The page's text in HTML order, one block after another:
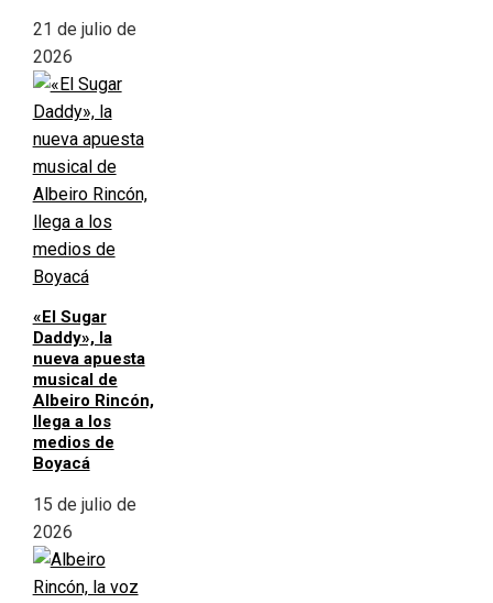
21 de julio de
2026
«El Sugar
Daddy», la
nueva apuesta
musical de
Albeiro Rincón,
llega a los
medios de
Boyacá
15 de julio de
2026